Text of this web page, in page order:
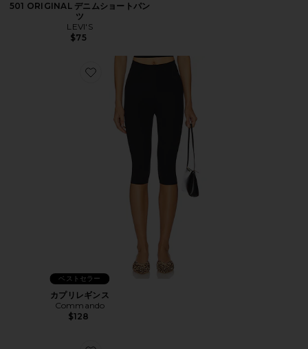
501 ORIGINAL デニムショートパン
ツ
LEVI'S
$75
Favorite カプリレギンス
ベストセラー
カプリレギンス
Commando
$128